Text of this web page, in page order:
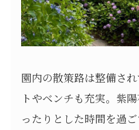
園内の散策路は整備さ
トやベンチも充実。紫
ったりとした時間を過ご